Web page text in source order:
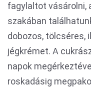
fagylaltot vásárolni,
szakában
dobozos, tölcséres,
jégkrémet. A
napok
roskadásig